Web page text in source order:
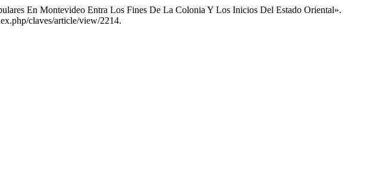
En Montevideo Entra Los Fines De La Colonia Y Los Inicios Del Estado Oriental».
claves/article/view/2214.